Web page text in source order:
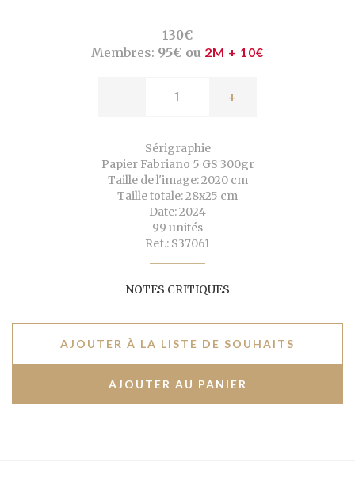
130€
Membres: 95€ ou 2M + 10€
- +
Sérigraphie
Papier Fabriano 5 GS 300gr
Taille de l'image: 2020 cm
Taille totale: 28x25 cm
Date: 2024
99 unités
Ref.: S37061
NOTES CRITIQUES
AJOUTER À LA LISTE DE SOUHAITS